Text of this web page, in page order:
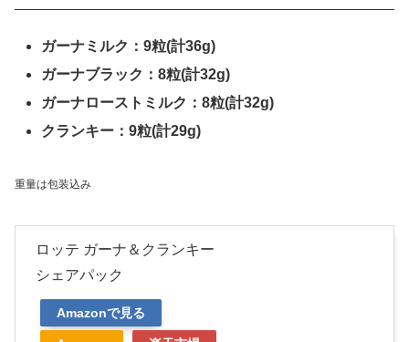
ガーナミルク：9粒(計36g)
ガーナブラック：8粒(計32g)
ガーナローストミルク：8粒(計32g)
クランキー：9粒(計29g)
重量は包装込み
ロッテ ガーナ＆クランキー
シェアパック
Amazonで見る